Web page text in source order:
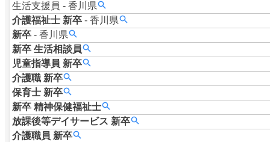
生活支援員 - 香川県
介護福祉士 新卒 - 香川県
新卒 - 香川県
新卒 生活相談員
児童指導員 新卒
介護職 新卒
保育士 新卒
新卒 精神保健福祉士
放課後等デイサービス 新卒
介護職員 新卒